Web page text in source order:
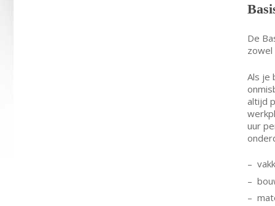
De
zowel
Als je
altijd
uur
–
–
–